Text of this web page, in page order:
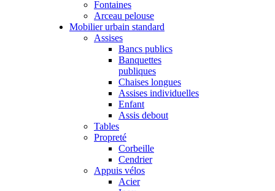
Fontaines
Arceau pelouse
Mobilier urbain standard
Assises
Bancs publics
Banquettes
publiques
Chaises longues
Assises individuelles
Enfant
Assis debout
Tables
Propreté
Corbeille
Cendrier
Appuis vélos
Acier